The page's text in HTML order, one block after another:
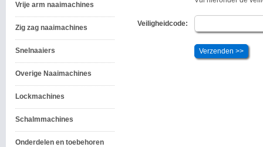
Vrije arm naaimachines
Zig zag naaimachines
Snelnaaiers
Overige Naaimachines
Lockmachines
Schalmmachines
Onderdelen en toebehoren
Veiligheidcode: